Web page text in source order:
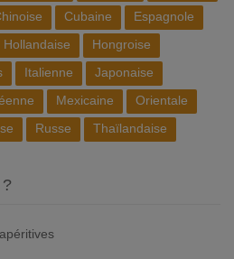
Cubaine
Espagnole
Hollandaise
Hongroise
Italienne
Japonaise
Mexicaine
Orientale
Russe Thaïlandaise